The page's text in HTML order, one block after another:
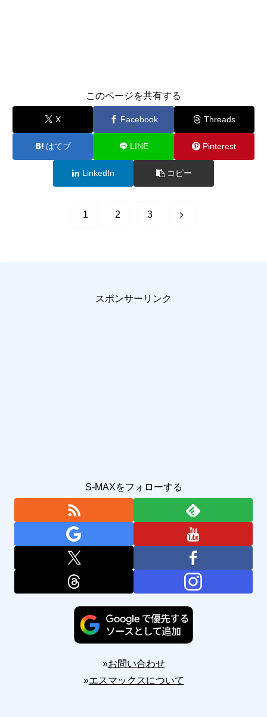
このページを共有する
X Facebook Threads
はてブ LINE Pinterest
LinkedIn コピー
1 2 3 次
スポンサーリンク
S-MAXをフォローする
»お問い合わせ
»エスマックスについて